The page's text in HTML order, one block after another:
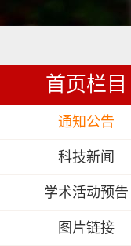
首页栏目
通知公告
科技新闻
学术活动预告
图片链接